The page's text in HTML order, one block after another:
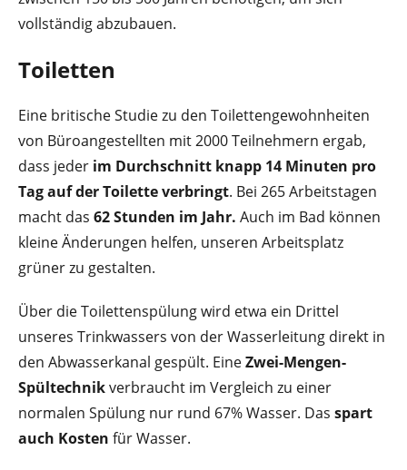
vollständig abzubauen.
Toiletten
Eine britische Studie zu den Toilettengewohnheiten
von Büroangestellten mit 2000 Teilnehmern ergab,
dass jeder im Durchschnitt knapp 14 Minuten pro
Tag auf der Toilette verbringt. Bei 265 Arbeitstagen
macht das 62 Stunden im Jahr. Auch im Bad können
kleine Änderungen helfen, unseren Arbeitsplatz
grüner zu gestalten.
Über die Toilettenspülung wird etwa ein Drittel
unseres Trinkwassers von der Wasserleitung direkt in
den Abwasserkanal gespült. EineZwei-Mengen-
Spültechnikverbraucht im Vergleich zu einer
normalen Spülung nur rund 67% Wasser. Das spart
auch Kosten für Wasser.